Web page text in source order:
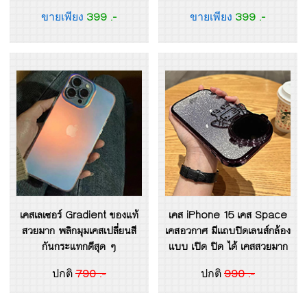
ขายเพียง 399 .- ขายเพียง 399 .-
เคสเลเซอร์ Gradient ของแท้
สวยมาก พลิกมุมเคสเปลี่ยนสี
กันกระแทกดีสุด ๆ
ปกติ 790 .-
เคส iPhone 15 เคส Space
เคสอวกาศ มีแถบปิดเลนส์กล้อง
แบบ เปิด ปิด ได้ เคสสวยมาก
ปกติ 990 .-